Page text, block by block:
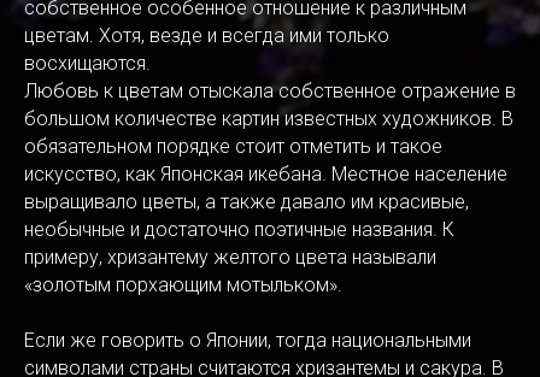
собственное особенное отношение к различным
цветам. Хотя, везде и всегда ими только
восхищаются.
Любовь к цветам отыскала собственное отражение в
большом количестве картин известных художников. В
обязательном порядке стоит отметить и такое
искусство, как Японская икебана. Местное население
выращивало цветы, а также давало им красивые,
необычные и достаточно поэтичные названия. К
примеру, хризантему желтого цвета называли
«золотым порхающим мотыльком».
Если же говорить о Японии, тогда национальными
символами страны считаются хризантемы и сакура. В